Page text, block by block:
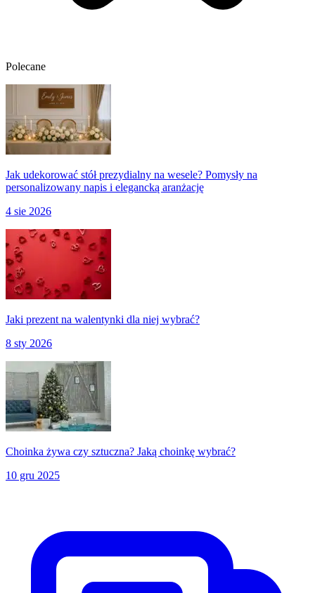
Polecane
Jak udekorować stół prezydialny na wesele? Pomysły na
personalizowany napis i elegancką aranżację
4 sie 2026
Jaki prezent na walentynki dla niej wybrać?
8 sty 2026
Choinka żywa czy sztuczna? Jaką choinkę wybrać?
10 gru 2025